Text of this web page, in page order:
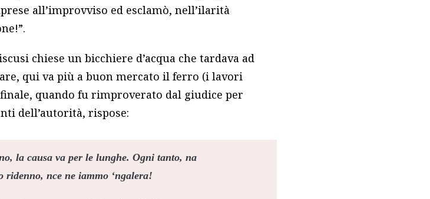
all’improvviso ed esclamò, nell’ilarità
chiese un bicchiere d’acqua che tardava ad
qui va più a buon mercato il ferro (i lavori
finale, quando fu rimproverato dal giudice per
dell’autorità, rispose:
la causa va per le lunghe. Ogni tanto,na
nce ne iammo ‘ngalera!